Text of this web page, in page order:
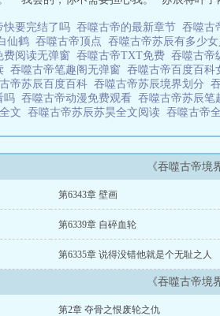
快要完结了吗 吞噬古帝的最新章节 吞噬古
仙鹤 吞噬古帝顶点 吞噬古帝苏辰有多少
费阅读无弹窗 吞噬古帝TXT免费 吞噬古帝
吞噬古帝笔趣阁无弹窗 吞噬古帝百度百科
帝苏辰百度百科 吞噬古帝苏辰境界划分
吗 吞噬古帝动漫免费观看 吞噬古帝苏辰笔
文 吞噬古帝苏辰苏昊全文阅读 吞噬古帝
《吞噬古帝
第6343章 壁画
第6339章 自碎血轮
第6335章 说得没错他就是个无耻之人
《吞噬古帝境
第2章 夺骨之恨废轮之仇